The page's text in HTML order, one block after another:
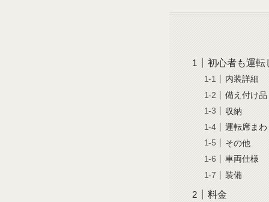
初心者も運転
内装詳細
備え付け品
収納
運転席まわ
その他
車両仕様
装備
料金